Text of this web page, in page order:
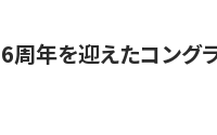
6周年を迎えたコング